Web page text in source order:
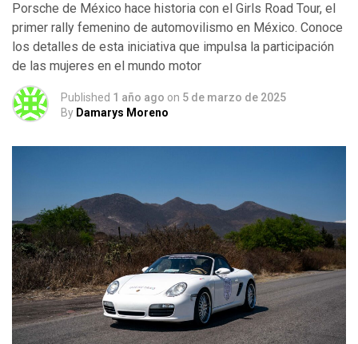
Porsche de México hace historia con el Girls Road Tour, el
primer rally femenino de automovilismo en México. Conoce
los detalles de esta iniciativa que impulsa la participación
de las mujeres en el mundo motor
Published 1 año ago on 5 de marzo de 2025
By Damarys Moreno